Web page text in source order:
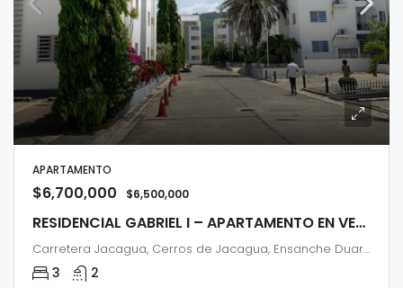
APARTAMENTO
$6,700,000 $6,500,000
RESIDENCIAL GABRIEL I – APARTAMENTO EN VENTA 4to NIVEL
Carretera Jacagua, Cerros de Jacagua, Ensanche Duarte, San Francisco de Jacagua, Santiago de los Caballeros, Santiago, 51072, Dominican Republic
3 2